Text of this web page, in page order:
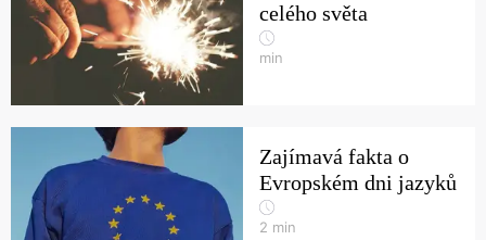
celého světa
min
Zajímavá fakta o
Evropském dni jazyků
2 min